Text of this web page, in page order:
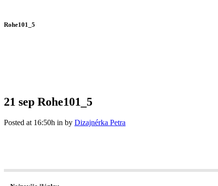
Rohe101_5
21 sep Rohe101_5
Posted at 16:50h in by Dizajnérka Petra